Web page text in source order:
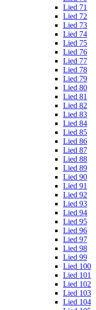
Lied 71
Lied 72
Lied 73
Lied 74
Lied 75
Lied 76
Lied 77
Lied 78
Lied 79
Lied 80
Lied 81
Lied 82
Lied 83
Lied 84
Lied 85
Lied 86
Lied 87
Lied 88
Lied 89
Lied 90
Lied 91
Lied 92
Lied 93
Lied 94
Lied 95
Lied 96
Lied 97
Lied 98
Lied 99
Lied 100
Lied 101
Lied 102
Lied 103
Lied 104